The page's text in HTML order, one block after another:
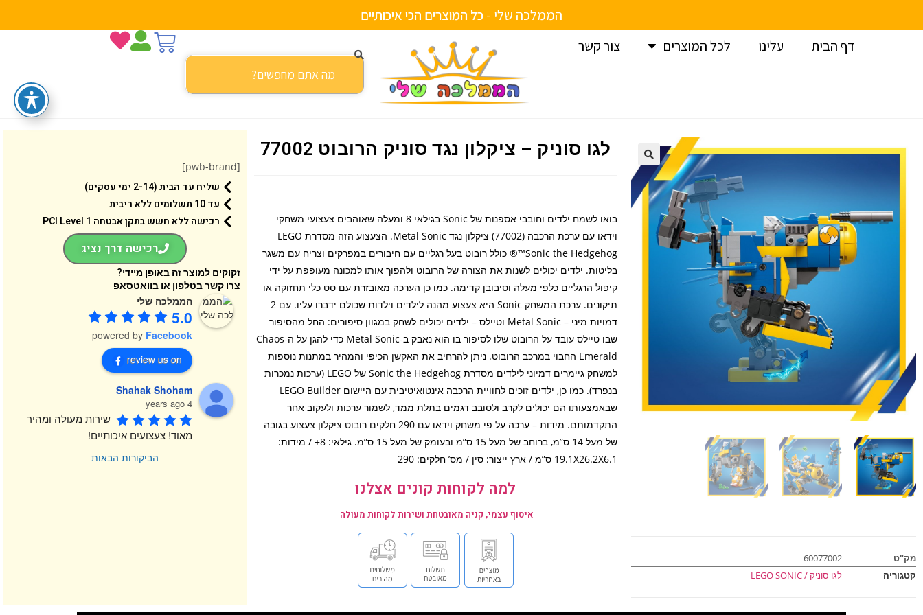
הממלכה שלי - צרי כ איכו שליחע דהבית
דף הבית עלינו לכל המוצרים צור קשר
מק"ט
60077002
קטגוריה
לגו סוניק / LEGO SONIC
לגו סוניק – ציקלון נגד סוניק הרובוט 77002
בואו לשמח ילדים וחובבי אספנות של Sonic בגילאי 8 ומעלה שאוהבים צעצועי משחקי
וידאו עם ערכת הרכבה (77002) ציקלון נגד Metal Sonic. הצעצוע הזה מסדרת LEGO
™Sonic the Hedgehog® כולל רובוט בעל רגליים עם חיבורים במפרקים וצריח עם משגר
בליטות. ילדים יכולים לשנות את הצורה של הרובוט ולהפוך אותו למכונה מעופפת על ידי
קיפול הרגליים כלפי מעלה וסיבובן קדימה. כמו כן הערכה מאובזרת עם סט כלי תחזוקה או
תיקונים. ערכת המשחק Sonic היא צעצוע מהנה לילדים וילדות שכולם ידברו עליו. עם 2
דמויות מיני – Metal Sonic וטיילס – ילדים יכולים לשחק במגוון סיפורים: החל מהסיפור
שבו טיילס עובד על הרובוט שלו לסיפור בו הוא נאבק ב-Metal Sonic כדי להגן על ה-Chaos
Emerald החבוי במרכב הרובוט. ניתן להרחיב את האקשן הכיפי והמהיר במתנות נוספות
למשחק גיימרים דמיוני לילדים מסדרת Sonic the Hedgehog של LEGO (ערכות נמכרות
בנפרד). כמו כן, ילדים זוכים לחוויית הרכבה אינטואיטיבית עם היישום LEGO Builder
שבאמצעותו הם יכולים לקרב ולסובב דגמים בתלת ממד, לשמור ערכות ולעקוב אחר
התקדמותם. מידות – ערכה על פי משחק וידאו עם 290 חלקים רובוט ציקלון צעצוע בגובה
של מעל 14 ס”מ, ברוחב של מעל 15 ס”מ ובעומק של מעל 15 ס”מ. גילאי: 8+ / מידות:
19.1X26.2X6.1 ס”מ / ארץ ייצור: סין / מס’ חלקים: 290
למה לקוחות קונים אצלנו
איסוף עצמי, קניה מאובטחת ושירות לקוחות מעולה
[pwb-brand]
שליח עד הבית (2-14 ימי עסקים)
עד 10 תשלומים ללא ריבית
רכישה ללא חשש בתקן אבטחה 1 PCI Level
רכישה דרך נציג
זקוקים למוצר זה באופן מיידי?
צרו קשר בטלפון או בוואטסאפ
הממלכה שלי
5.0
powered by Facebook
review us on
Shahak Shoham
4 years ago
מאוד! צעצועים איכותיים!
הביקורות הבאות